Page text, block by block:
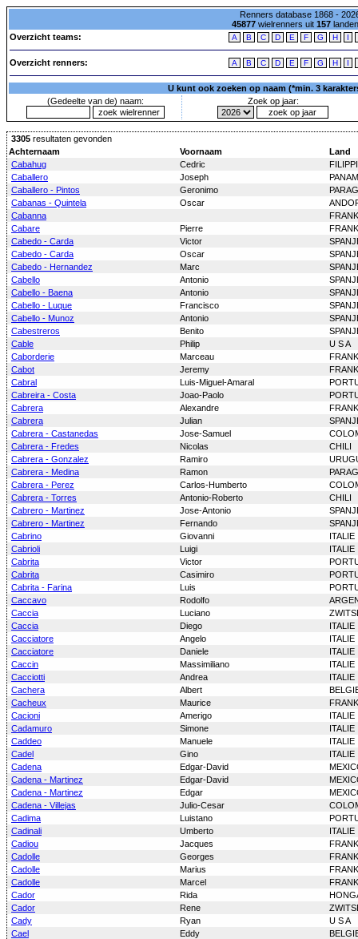
Renners database 1868 -
45877wielrenners uit 157
Overzicht teams:
A B C D E F G H I
Overzicht renners: A B C D E F G H I
U kunt ook zoeken op naam (*min. 3
(Gedeelte van de) naam:
Zoek op jaar:
3305 resultaten gevonden
Achternaam
Voornaam
Land
Cabahug
Cedric
Caballero
Joseph
Caballero - Pintos
Geronimo
Cabanas - Quintela
Oscar
Cabanna
Cabare
Pierre
Cabedo - Carda
Victor
Cabedo - Carda
Oscar
Cabedo - Hernandez
Marc
Cabello
Antonio
Cabello - Baena
Antonio
Cabello - Luque
Francisco
Cabello - Munoz
Antonio
Cabestreros
Benito
Cable
Philip
U S A
Caborderie
Marceau
Cabot
Jeremy
Cabral
Luis-Miguel-Amaral
Cabreira - Costa
Joao-Paolo
Cabrera
Alexandre
Cabrera
Julian
Cabrera - Castanedas
Jose-Samuel
Cabrera - Fredes
Nicolas
CHILI
Cabrera - Gonzalez
Ramiro
Cabrera - Medina
Ramon
Cabrera - Perez
Carlos-Humberto
Cabrera - Torres
Antonio-Roberto
CHILI
Cabrero - Martinez
Jose-Antonio
Cabrero - Martinez
Fernando
Cabrino
Giovanni
ITALIE
Cabrioli
Luigi
ITALIE
Cabrita
Victor
Cabrita
Casimiro
Cabrita - Farina
Luis
Caccavo
Rodolfo
Caccia
Luciano
Caccia
Diego
ITALIE
Cacciatore
Angelo
ITALIE
Cacciatore
Daniele
ITALIE
Caccin
Massimiliano
ITALIE
Cacciotti
Andrea
ITALIE
Cachera
Albert
Cacheux
Maurice
Cacioni
Amerigo
ITALIE
Cadamuro
Simone
ITALIE
Caddeo
Manuele
ITALIE
Cadel
Gino
ITALIE
Cadena
Edgar-David
Cadena - Martinez
Edgar-David
Cadena - Martinez
Edgar
Cadena - Villejas
Julio-Cesar
Cadima
Luistano
Cadinali
Umberto
ITALIE
Cadiou
Jacques
Cadolle
Georges
Cadolle
Marius
Cadolle
Marcel
Cador
Rida
Cador
Rene
Cady
Ryan
U S A
Cael
Eddy